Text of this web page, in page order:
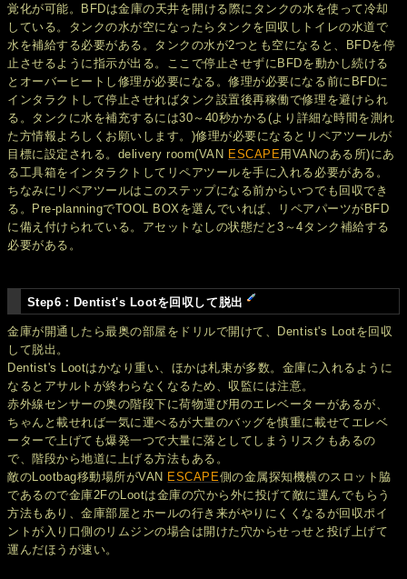
覚化が可能。BFDは金庫の天井を開ける際にタンクの水を使って冷却
している。タンクの水が空になったらタンクを回収しトイレの水道で
水を補給する必要がある。タンクの水が2つとも空になると、BFDを停
止させるように指示が出る。ここで停止させずにBFDを動かし続ける
とオーバーヒートし修理が必要になる。修理が必要になる前にBFDに
インタラクトして停止させればタンク設置後再稼働で修理を避けられ
る。タンクに水を補充するには30～40秒かかる(より詳細な時間を測れ
た方情報よろしくお願いします。)修理が必要になるとリペアツールが
目標に設定される。delivery room(VAN ESCAPE用VANのある所)にあ
る工具箱をインタラクトしてリペアツールを手に入れる必要がある。
ちなみにリペアツールはこのステップになる前からいつでも回収でき
る。Pre-planningでTOOL BOXを選んでいれば、リペアパーツがBFD
に備え付けられている。アセットなしの状態だと3～4タンク補給する
必要がある。
Step6：Dentist's Lootを回収して脱出
金庫が開通したら最奥の部屋をドリルで開けて、Dentist's Lootを回収
して脱出。
Dentist's Lootはかなり重い、ほかは札束が多数。金庫に入れるように
なるとアサルトが終わらなくなるため、収監には注意。
赤外線センサーの奥の階段下に荷物運び用のエレベーターがあるが、
ちゃんと載せれば一気に運べるが大量のバッグを慎重に載せてエレベ
ーターで上げても爆発一つで大量に落としてしまうリスクもあるの
で、階段から地道に上げる方法もある。
敵のLootbag移動場所がVAN ESCAPE側の金属探知機横のスロット脇
であるので金庫2FのLootは金庫の穴から外に投げて敵に運んでもらう
方法もあり、金庫部屋とホールの行き来がやりにくくなるが回収ポイ
ントが入り口側のリムジンの場合は開けた穴からせっせと投げ上げて
運んだほうが速い。